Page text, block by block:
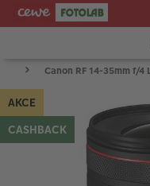
FOTOAPARÁTY
OBJEKTIVY
ATELIÉR
Canon RF 14-35mm f/4
AKCE
CASHBACK